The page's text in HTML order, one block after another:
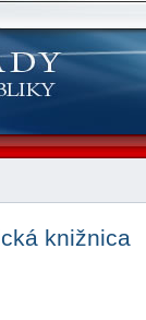
knižnica